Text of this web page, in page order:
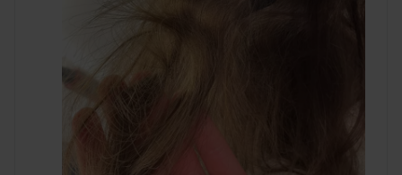
6. Ved flytting og fjerning, bruk Hair Extensions Remover
for å unngå slitasje på eget hår
Tips! Synes du det blir for tungt med to hårlokker som
omslutter sin egen hårseksjon? Fest i stedet hårlokkene
med Single Sided Tape.